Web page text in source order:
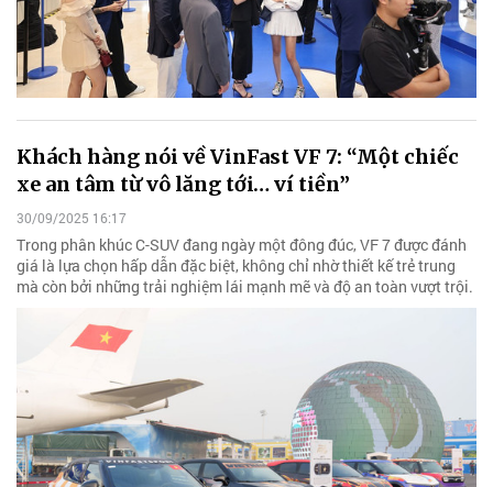
Khách hàng nói về VinFast VF 7: “Một chiếc
xe an tâm từ vô lăng tới… ví tiền”
30/09/2025 16:17
Trong phân khúc C-SUV đang ngày một đông đúc, VF 7 được đánh
giá là lựa chọn hấp dẫn đặc biệt, không chỉ nhờ thiết kế trẻ trung
mà còn bởi những trải nghiệm lái mạnh mẽ và độ an toàn vượt trội.